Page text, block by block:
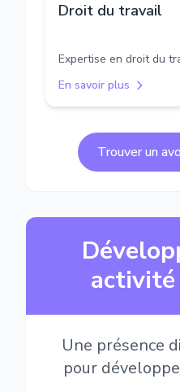
Droit du travail
Expertise en droit du
En savoir plus
Trouver un
Une présence
pour